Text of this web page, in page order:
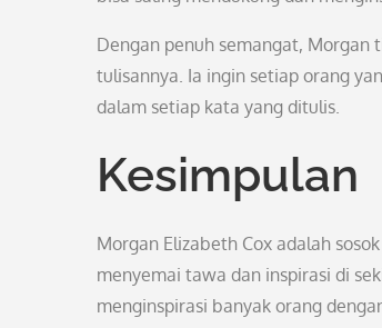
Dengan penuh semangat,
tulisannya. Ia ingin setiap orang
dalam setiap kata yang ditulis.
Kesimpulan
Morgan Elizabeth Cox adalah
menyemai tawa dan inspirasi di
menginspirasi banyak orang